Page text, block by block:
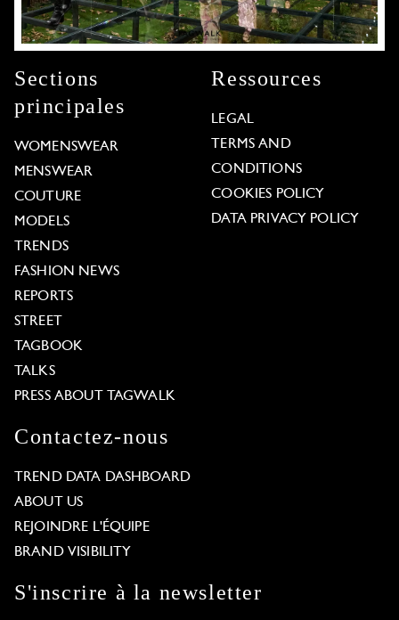
Sections
principales
WOMENSWEAR
MENSWEAR
COUTURE
MODELS
TRENDS
FASHION NEWS
REPORTS
STREET
TAGBOOK
TALKS
PRESS ABOUT TAGWALK
Ressources
LEGAL
TERMS AND
CONDITIONS
COOKIES POLICY
DATA PRIVACY POLICY
Contactez-nous
TREND DATA DASHBOARD
ABOUT US
REJOINDRE L'ÉQUIPE
BRAND VISIBILITY
S'inscrire à la newsletter